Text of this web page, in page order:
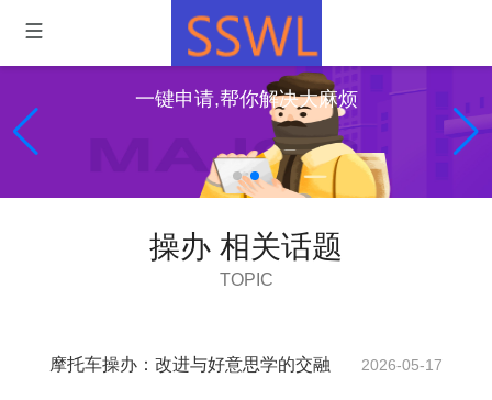
一键申请,帮你解决大麻烦
操办 相关话题
TOPIC
摩托车操办：改进与好意思学的交融 2026-05-17